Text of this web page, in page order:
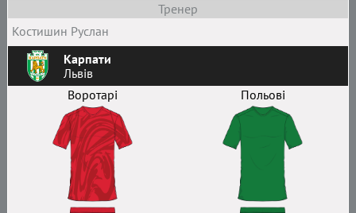
Тренер
Костишин Руслан
Карпати
Львів
Воротарі
Польові